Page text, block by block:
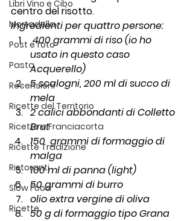
Libri Vino e Cibo
Mortadella
Post e foto
Pasta
Recensioni
Ricette del Territorio
Ricette e Franciacorta
Ricette Tradizione
Ristoranti
Slow Food
Ricette
centro del risotto.
Ingredienti per quattro persone:
400 grammi di riso (io ho
usato in questo caso
Acquerello)
5 scalogni, 200 ml di succo di
mela
2 calici abbondanti di Colletto
Brut
150  grammi di formaggio di
malga
100 ml di panna (light)
50 grammi di burro
olio extra vergine di oliva
50 g di formaggio tipo Grana